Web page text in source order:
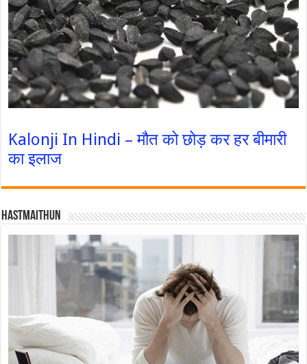
Kalonji In Hindi – मौत को छोड़ कर हर बीमारी
का इलाज
Hastmaithun